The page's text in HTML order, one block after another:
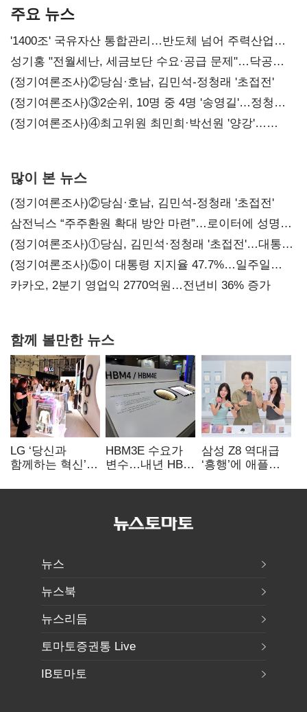
주요 뉴스
'1400조' 국유자산 통합관리…반도체 넘어 주력산업
구조혁신
성기홍 "전월세난, 세금보단 수요·공급 문제"…닥공
시사
(정기여론조사)②당심·호남, 김민석-정청래 '초접전'
(정기여론조사)③2순위, 10명 중 4명 '송영길'…정청래
'한 자릿수'
(정기여론조사)④최고위원 최민희·박선원 '양강'…
많이 본 뉴스
(정기여론조사)②당심·호남, 김민석-정청래 '초접전'
삼전닉스 “주주환원 확대 방안 마련”…로이터에 성명
보내
(정기여론조사)①당심, 김민석·정청래 '초접전'…대통령
지지도 '50% 아래로'(종합)
(정기여론조사)⑤이 대통령 지지율 47.7%…일주일
만에 다시 40%대
카카오, 2분기 영업익 2770억원…전년비 36% 증가
함께 볼만한 뉴스
LG ‘당신과
함께하는 혁신’…
홈’ 비전 공개
HBM3E 수요가
변수…내년 HBM
삼성 Z8 역대급
‘흥행’에 애플
‘폴더블 대전’
뉴스
뉴스북
뉴스리듬
토마토증권통 Live
IB토마토